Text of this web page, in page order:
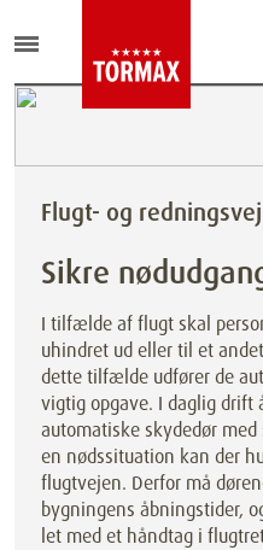
Flugt- og redningsvej
Sikre
I tilfælde af flugt skal
uhindret ud eller til et
dette tilfælde udfører de
vigtig opgave. I daglig drift
automatiske skydedør
en nødssituation kan der
flugtvejen. Derfor må
bygningens åbningstider,
let med et håndtag i